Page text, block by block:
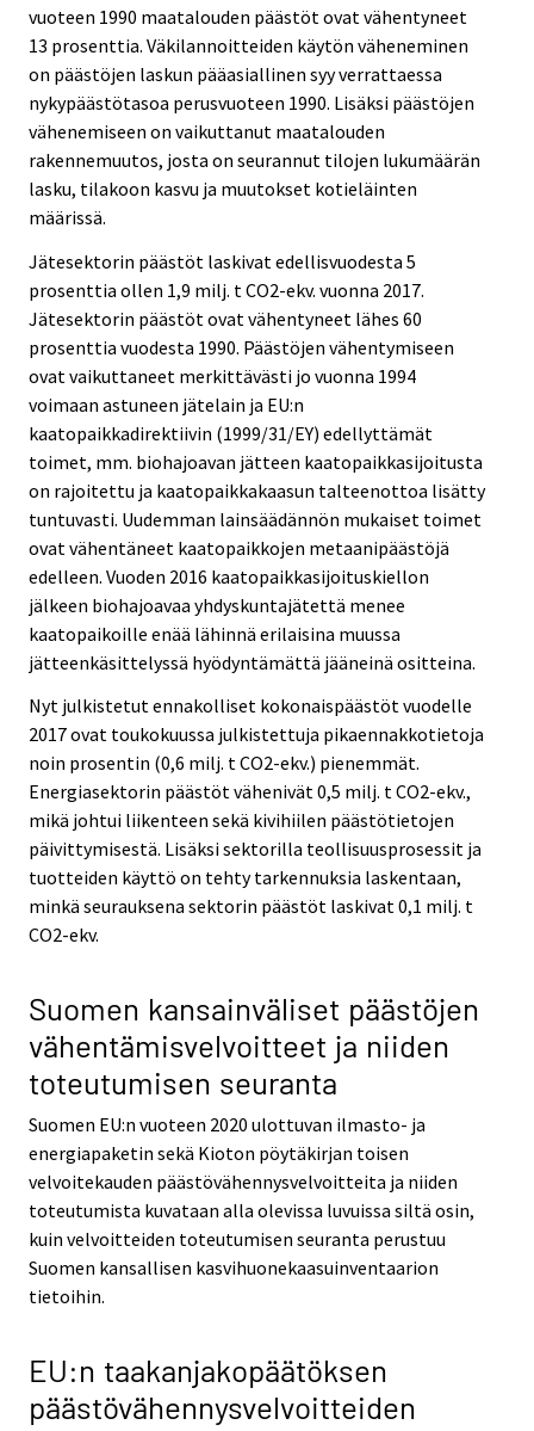
vuoteen 1990 maatalouden päästöt ovat vähentyneet
13 prosenttia. Väkilannoitteiden käytön väheneminen
on päästöjen laskun pääasiallinen syy verrattaessa
nykypäästötasoa perusvuoteen 1990. Lisäksi päästöjen
vähenemiseen on vaikuttanut maatalouden
rakennemuutos, josta on seurannut tilojen lukumäärän
lasku, tilakoon kasvu ja muutokset kotieläinten
määrissä.
Jätesektorin päästöt laskivat edellisvuodesta 5
prosenttia ollen 1,9 milj. t CO2-ekv. vuonna 2017.
Jätesektorin päästöt ovat vähentyneet lähes 60
prosenttia vuodesta 1990. Päästöjen vähentymiseen
ovat vaikuttaneet merkittävästi jo vuonna 1994
voimaan astuneen jätelain ja EU:n
kaatopaikkadirektiivin (1999/31/EY) edellyttämät
toimet, mm. biohajoavan jätteen kaatopaikkasijoitusta
on rajoitettu ja kaatopaikkakaasun talteenottoa lisätty
tuntuvasti. Uudemman lainsäädännön mukaiset toimet
ovat vähentäneet kaatopaikkojen metaanipäästöjä
edelleen. Vuoden 2016 kaatopaikkasijoituskiellon
jälkeen biohajoavaa yhdyskuntajätettä menee
kaatopaikoille enää lähinnä erilaisina muussa
jätteenkäsittelyssä hyödyntämättä jääneinä ositteina.
Nyt julkistetut ennakolliset kokonaispäästöt vuodelle
2017 ovat toukokuussa julkistettuja pikaennakkotietoja
noin prosentin (0,6 milj. t CO2-ekv.) pienemmät.
Energiasektorin päästöt vähenivät 0,5 milj. t CO2-ekv.,
mikä johtui liikenteen sekä kivihiilen päästötietojen
päivittymisestä. Lisäksi sektorilla teollisuusprosessit ja
tuotteiden käyttö on tehty tarkennuksia laskentaan,
minkä seurauksena sektorin päästöt laskivat 0,1 milj. t
CO2-ekv.
Suomen kansainväliset päästöjen
vähentämisvelvoitteet ja niiden
toteutumisen seuranta
Suomen EU:n vuoteen 2020 ulottuvan ilmasto- ja
energiapaketin sekä Kioton pöytäkirjan toisen
velvoitekauden päästövähennysvelvoitteita ja niiden
toteutumista kuvataan alla olevissa luvuissa siltä osin,
kuin velvoitteiden toteutumisen seuranta perustuu
Suomen kansallisen kasvihuonekaasuinventaarion
tietoihin.
EU:n taakanjakopäätöksen
päästövähennysvelvoitteiden